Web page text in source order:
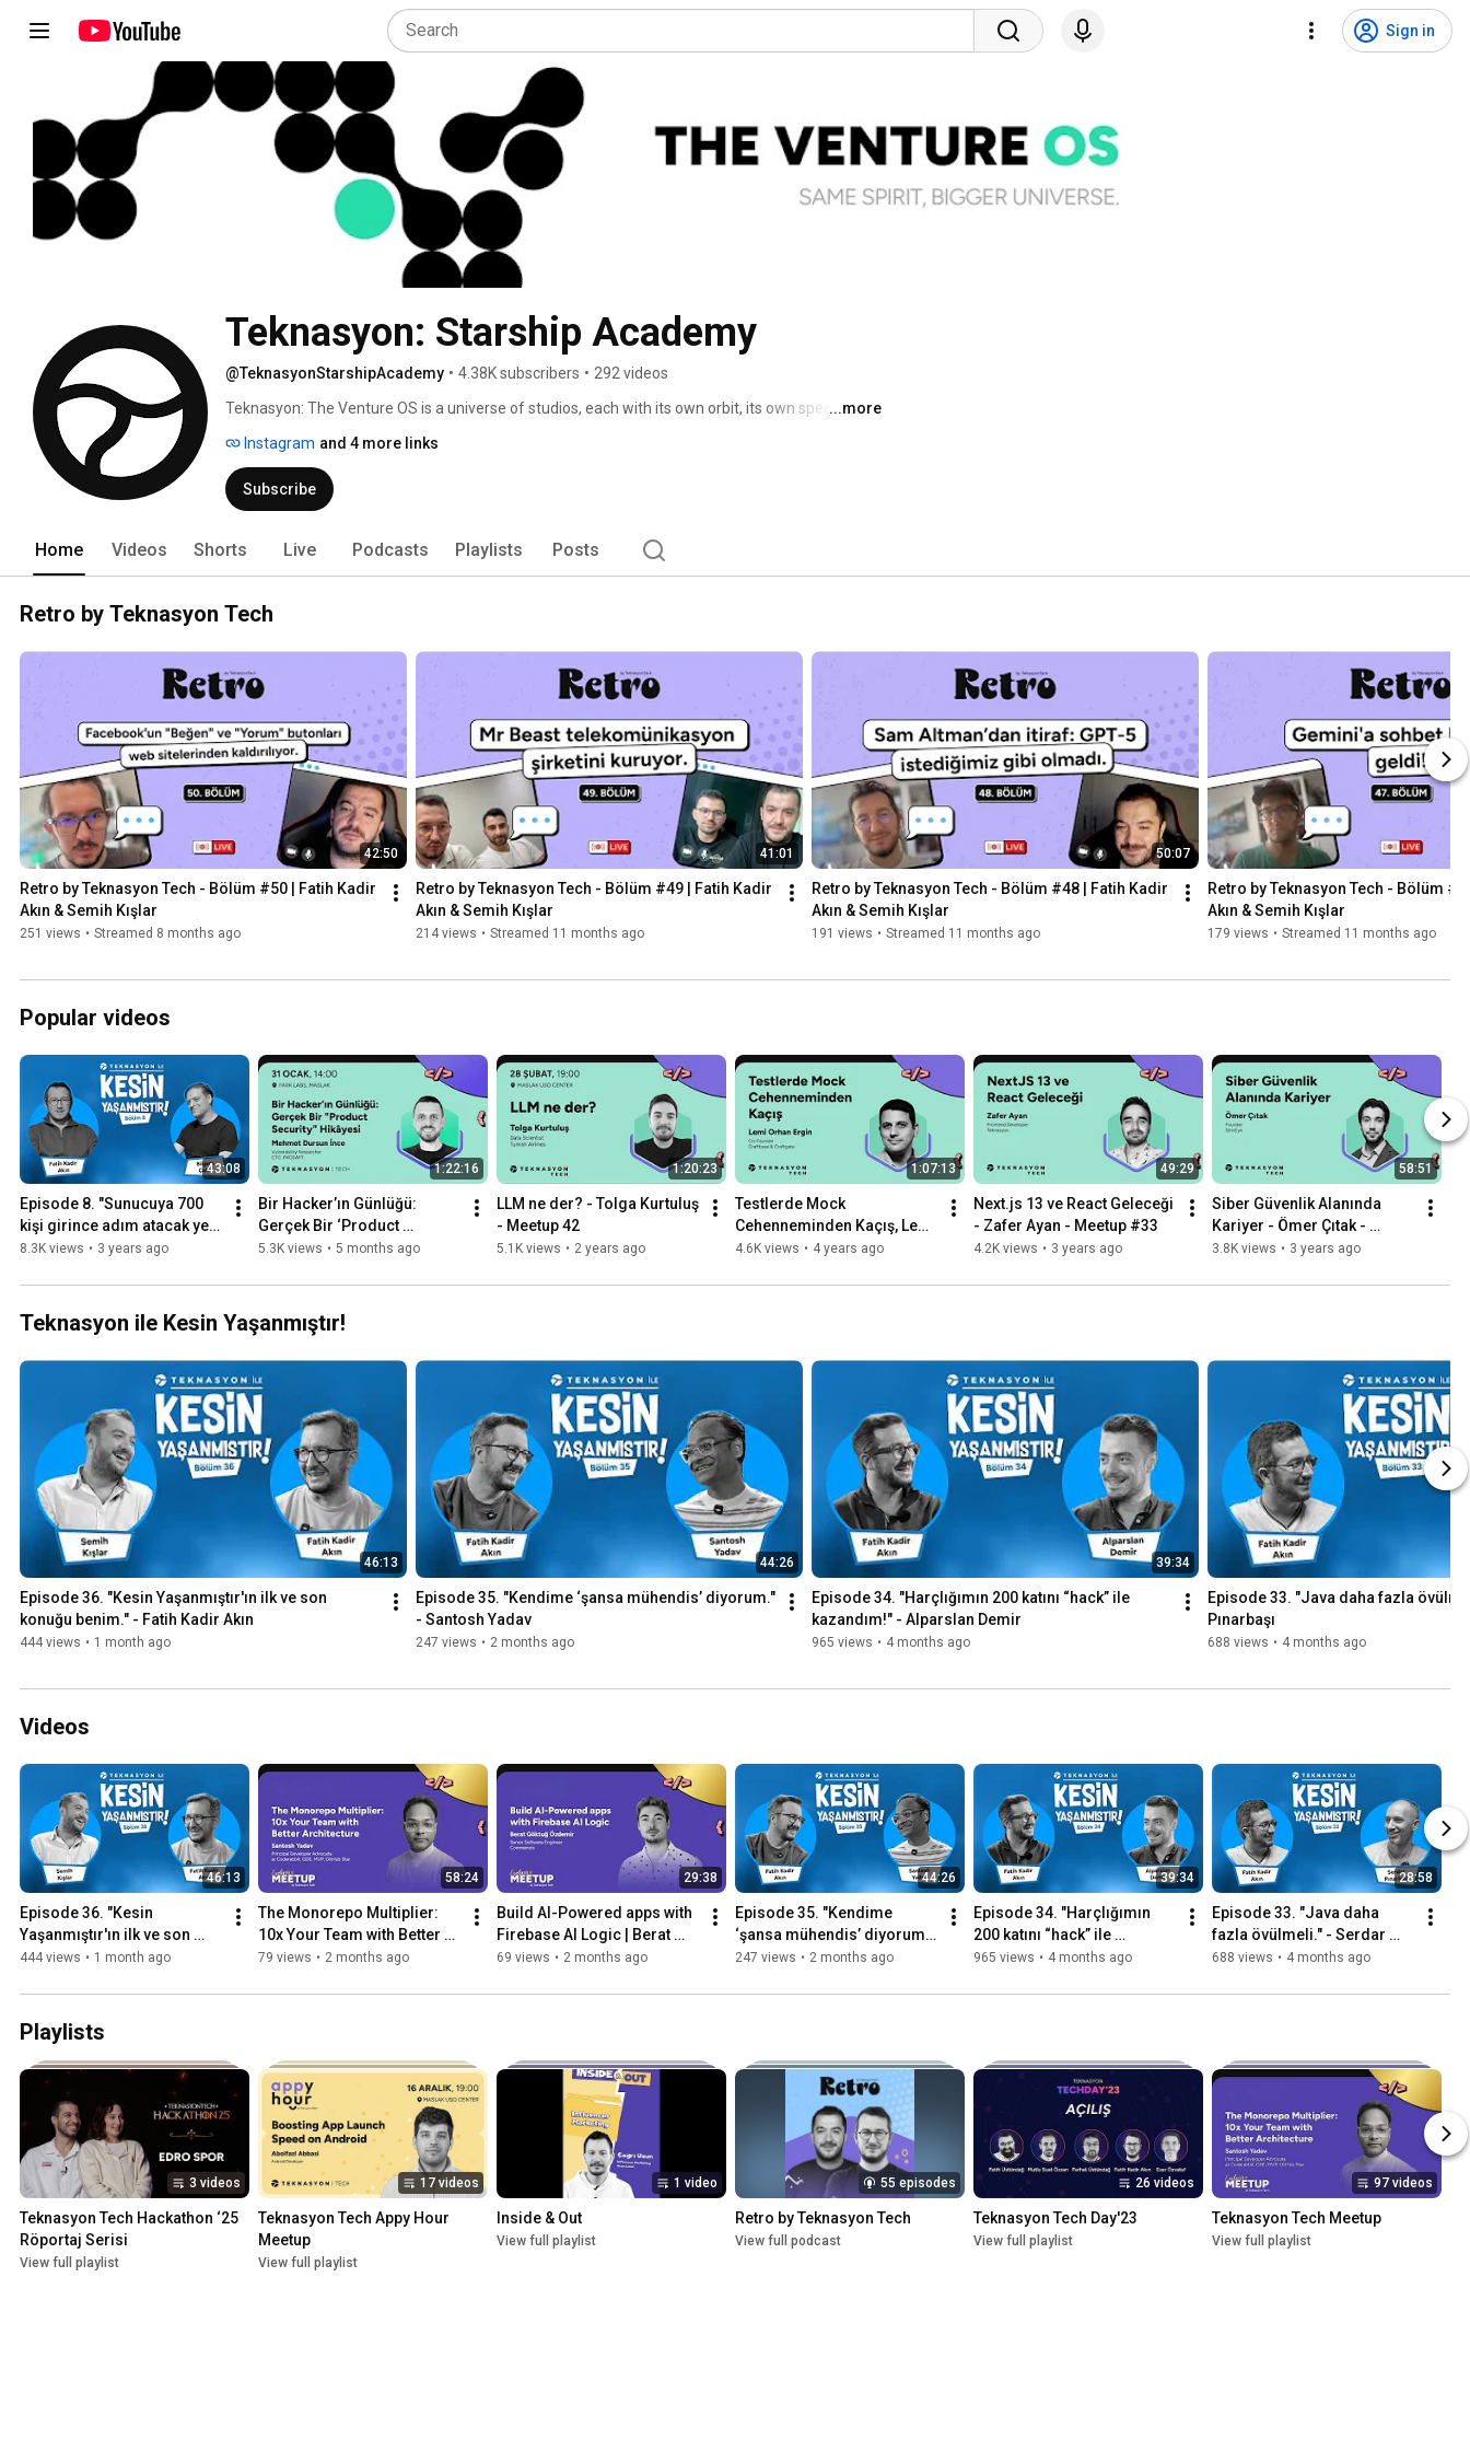
Sign in
Teknasyon: Starship Academy
@TeknasyonStarshipAcademy • 4.38K subscribers • 292 videos
Teknasyon: The Venture OS is a universe of studios, each with its own orbit, its own speed, and
...more
Instagram and 4 more links
Subscribe
Home Videos Shorts Live Podcasts Playlists Posts
Retro by Teknasyon Tech
42:50
Retro by Teknasyon Tech - Bölüm #50 | Fatih Kadir
Akın & Semih Kışlar
251 views • Streamed 8 months ago
41:01
Retro by Teknasyon Tech - Bölüm #49 | Fatih Kadir
Akın & Semih Kışlar
214 views • Streamed 11 months ago
50:07
Retro by Teknasyon Tech - Bölüm #48 | Fatih Kadir
Akın & Semih Kışlar
191 views • Streamed 11 months ago
Retro by Teknasyon Tech - Bölüm
Akın & Semih Kışlar
179 views • Streamed 11 months ago
Popular videos
43:08
Episode 8. "Sunucuya 700
kişi girince adım atacak yer
kalmıyor!" - Bilgem Çakır
8.3K views • 3 years ago
1:22:16
Bir Hacker’ın Günlüğü:
Gerçek Bir ‘Product
Security’ Hikâyesi - Mehmet
5.3K views • 5 months ago
1:20:23
LLM ne der? - Tolga Kurtuluş
- Meetup 42
5.1K views • 2 years ago
1:07:13
Testlerde Mock
Cehenneminden Kaçış, Lemi
Orhan Ergin - Meetup #2
4.6K views • 4 years ago
49:29
Next.js 13 ve React Geleceği
- Zafer Ayan - Meetup #33
4.2K views • 3 years ago
58:51
Siber Güvenlik Alanında
Kariyer - Ömer Çıtak -
Meetup #21
3.8K views • 3 years ago
Teknasyon ile Kesin Yaşanmıştır!
46:13
Episode 36. "Kesin Yaşanmıştır'ın ilk ve son
konuğu benim." - Fatih Kadir Akın
444 views • 1 month ago
44:26
Episode 35. "Kendime ‘şansa mühendis’ diyorum."
- Santosh Yadav
247 views • 2 months ago
39:34
Episode 34. "Harçlığımın 200 katını “hack” ile
kazandım!" - Alparslan Demir
965 views • 4 months ago
Episode 33. "Java daha fazla
Pınarbaşı
688 views • 4 months ago
Videos
46:13
Episode 36. "Kesin
Yaşanmıştır'ın ilk ve son
konuğu benim." - Fatih Kadir
444 views • 1 month ago
58:24
The Monorepo Multiplier:
10x Your Team with Better
Architecture | Santosh
79 views • 2 months ago
29:38
Build AI-Powered apps with
Firebase AI Logic | Berat
Göktuğ Özdemir | Meetup
69 views • 2 months ago
44:26
Episode 35. "Kendime
‘şansa mühendis’ diyorum."
- Santosh Yadav
247 views • 2 months ago
39:34
Episode 34. "Harçlığımın
200 katını “hack” ile
kazandım!" - Alparslan
965 views • 4 months ago
28:58
Episode 33. "Java daha
fazla övülmeli." - Serdar
Pınarbaşı
688 views • 4 months ago
Playlists
3 videos
Teknasyon Tech Hackathon ‘25
Röportaj Serisi
View full playlist
17 videos
Teknasyon Tech Appy Hour
Meetup
View full playlist
1 video
Inside & Out
View full playlist
55 episodes
Retro by Teknasyon Tech
View full podcast
26 videos
Teknasyon Tech Day'23
View full playlist
97 videos
Teknasyon Tech Meetup
View full playlist